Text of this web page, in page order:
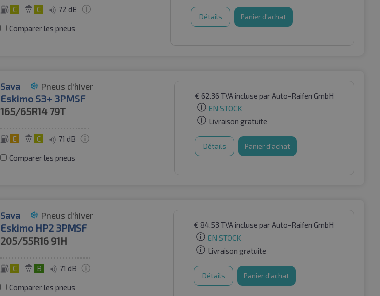
C C 72 dB
Comparer les pneus
Détails Panier d'achat
Sava Pneus d'hiver
Eskimo S3+ 3PMSF
165/65R1479T
E C 71 dB
Comparer les pneus
€ 62.36 TVA incluse par Auto-Raifen GmbH
EN STOCK
Livraison gratuite
Détails Panier d'achat
Sava Pneus d'hiver
Eskimo HP2 3PMSF
205/55R16 91H
C B 71 dB
Comparer les pneus
€ 84.53 TVA incluse par Auto-Raifen GmbH
EN STOCK
Livraison gratuite
Détails Panier d'achat